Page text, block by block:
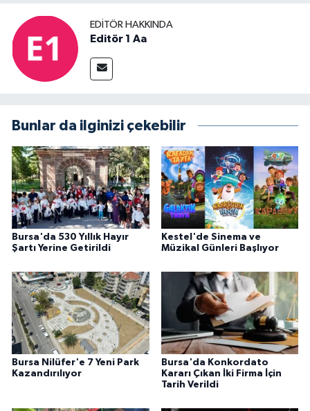
EDITÖR HAKKINDA
Editör 1 Aa
Bunlar da ilginizi çekebilir
Bursa'da 530 Yıllık Hayır
Şartı Yerine Getirildi
Kestel'de Sinema ve
Müzikal Günleri Başlıyor
Bursa Nilüfer'e 7 Yeni Park
Kazandırılıyor
Bursa'da Konkordato
Kararı Çıkan İki Firma İçin
Tarih Verildi